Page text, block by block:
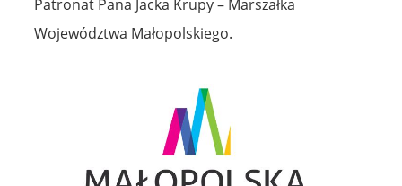
Patronat Pana Jacka Krupy – Marszałka
Województwa Małopolskiego.